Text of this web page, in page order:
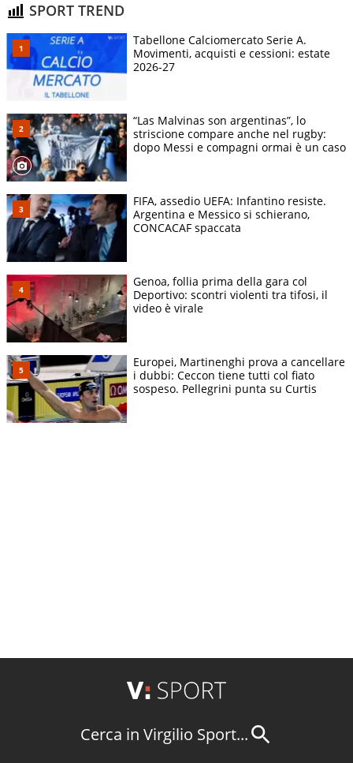
SPORT TREND
Tabellone Calciomercato Serie A.
Movimenti, acquisti e cessioni: estate
2026-27
“Las Malvinas son argentinas”, lo
striscione compare anche nel rugby:
dopo Messi e compagni ormai è un caso
FIFA, assedio UEFA: Infantino resiste.
Argentina e Messico si schierano,
CONCACAF spaccata
Genoa, follia prima della gara col
Deportivo: scontri violenti tra tifosi, il
video è virale
Europei, Martinenghi prova a cancellare
i dubbi: Ceccon tiene tutti col fiato
sospeso. Pellegrini punta su Curtis
Cerca in Virgilio Sport...